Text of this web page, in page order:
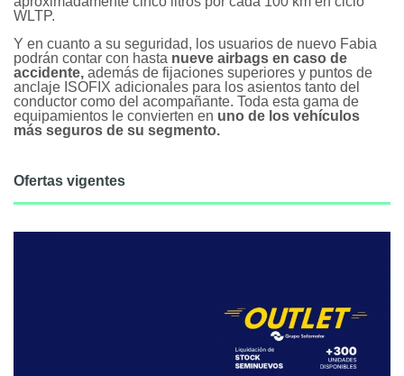
WLTP.
Y en cuanto a su seguridad, los usuarios de nuevo Fabia
podrán contar con hasta nueve airbags en caso de
accidente, además de fijaciones superiores y puntos de
anclaje ISOFIX adicionales para los asientos tanto del
conductor como del acompañante. Toda esta gama de
equipamientos le convierten en uno de los vehículos
más seguros de su segmento.
Ofertas vigentes